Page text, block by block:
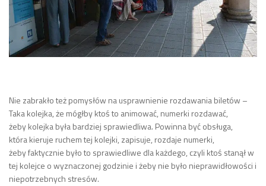
Nie zabrakło też pomysłów na usprawnienie rozdawania biletów –
Taka kolejka, że mógłby ktoś to animować, numerki rozdawać,
żeby kolejka była bardziej sprawiedliwa. Powinna być obsługa,
która kieruje ruchem tej kolejki, zapisuje, rozdaje numerki,
żeby faktycznie było to sprawiedliwe dla każdego, czyli ktoś stanął w
tej kolejce o wyznaczonej godzinie i żeby nie było nieprawidłowości i
niepotrzebnych stresów.